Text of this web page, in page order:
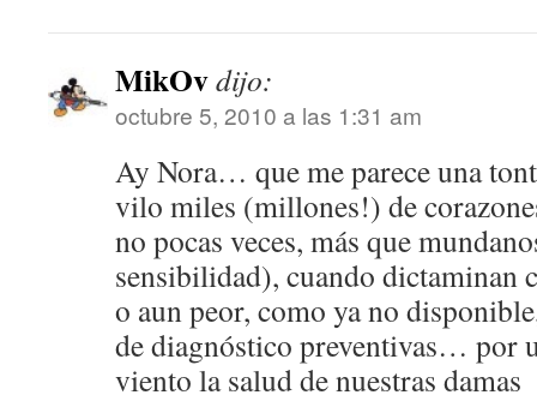
MikOvdijo:
octubre 5, 2010 a las 1:31 am
Ay Nora… que me parece una
vilo miles (millones!) de
no pocas veces, más que
sensibilidad), cuando
o aun peor, como ya no
de diagnóstico preventivas… por
viento la salud de nuestras damas